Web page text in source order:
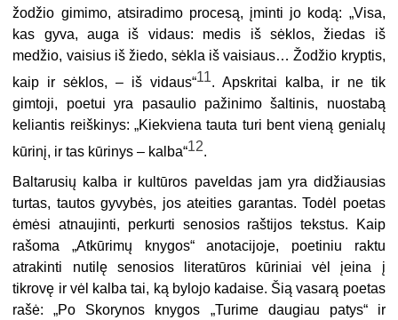
žodžio gimimo, atsiradimo procesą, įminti jo kodą: „Visa,
kas gyva, auga iš vidaus: medis iš sėklos, žiedas iš
medžio, vaisius iš žiedo, sėkla iš vaisiaus… Žodžio kryptis,
kaip ir sėklos, – iš vidaus“11. Apskritai kalba, ir ne tik
gimtoji, poetui yra pasaulio pažinimo šaltinis, nuostabą
keliantis reiškinys: „Kiekviena tauta turi bent vieną genialų
kūrinį, ir tas kūrinys – kalba“12.
Baltarusių kalba ir kultūros paveldas jam yra didžiausias
turtas, tautos gyvybės, jos ateities garantas. Todėl poetas
ėmėsi atnaujinti, perkurti senosios raštijos tekstus. Kaip
rašoma „Atkūrimų knygos“ anotacijoje, poetiniu raktu
atrakinti nutilę senosios literatūros kūriniai vėl įeina į
tikrovę ir vėl kalba tai, ką bylojo kadaise. Šią vasarą poetas
rašė: „Po Skorynos knygos „Turime daugiau patys“ ir